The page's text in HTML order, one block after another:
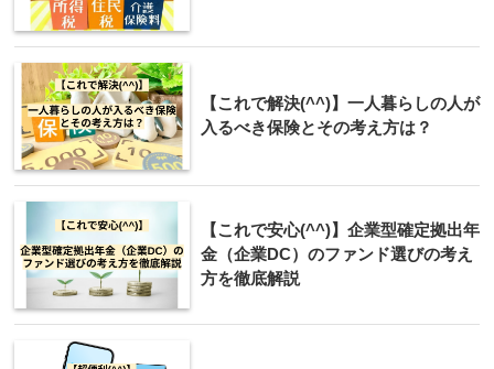
【これで解決(^^)】一人暮らしの人が
入るべき保険とその考え方は？
【これで安心(^^)】企業型確定拠出年
金（企業DC）のファンド選びの考え
方を徹底解説